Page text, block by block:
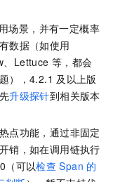
场景，并有一定概率
数据（如使用
、Lettuce 等，都会
），4.2.1 及以上版
升级探针到相关版本
点功能，通过非固定
销，如在调用链执行
（可以检查 Span 的